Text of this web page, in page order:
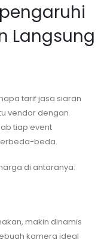
Langsung
tarif jasa siaran
vendor dengan
tiap event
beda.
di antaranya:
makin dinamis
kamera ideal